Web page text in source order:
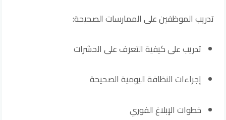
تدريب الموظفين على الممارسات الصحيحة:
تدريب على كيفية التعرف على الحشرات
إجراءات النظافة اليومية الصحيحة
خطوات الإبلاغ الفوري